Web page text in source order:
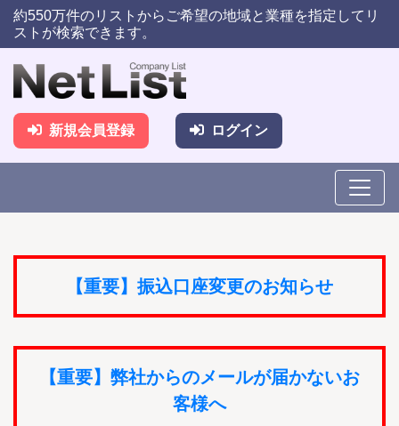
約550万件のリストからご希望の地域と業種を指定してリ
ストが検索できます。
新規会員登録 ログイン
【重要】振込口座変更のお知らせ
【重要】弊社からのメールが届かないお
客様へ